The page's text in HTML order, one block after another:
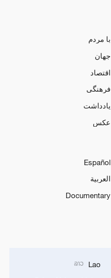
با مردم
جهان
اقتصاد
فرهنگی
یادداشت
عکس
Español
العربية
Documentary
Lao
ລາວ